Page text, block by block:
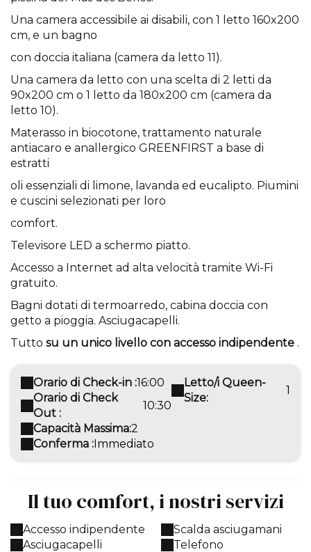
Una camera accessibile ai disabili, con 1 letto 160x200
cm, e un bagno
con doccia italiana (camera da letto 11).
Una camera da letto con una scelta di 2 letti da
90x200 cm o 1 letto da 180x200 cm (camera da
letto 10).
Materasso in biocotone, trattamento naturale
antiacaro e anallergico GREENFIRST a base di
estratti
oli essenziali di limone, lavanda ed eucalipto. Piumini
e cuscini selezionati per loro
comfort.
Televisore LED a schermo piatto.
Accesso a Internet ad alta velocità tramite Wi-Fi
gratuito.
Bagni dotati di termoarredo, cabina doccia con
getto a pioggia. Asciugacapelli.
Tutto su un unico livello con accesso indipendente .
Orario di Check-in :16:00
Orario di Check
Out :
10:30
Capacità Massima:2
Conferma :Immediato
Letto/i Queen-
Size:
1
Il tuo comfort, i nostri servizi
Accesso indipendente
Asciugacapelli
Scalda asciugamani
Telefono